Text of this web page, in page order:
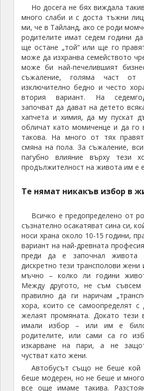
много слаби и с доста тъжни
ми, че в Тайланд, ако се роди
родителите имат седем години
ще остане „той“ или ще го
може да изхранва семейството
може би най-печелившият
съжаление, голяма част от
изключително бедно и често
втория вариант. На
започват да дават на детето
хапчета и химия, да му пускат
обличат като момиченце и да го
такова. На много от тях
смяна на пола. За съжаление,
пагубно влияние върху тези
продължителност на живота им е
съзнателно осакатяват сина си,
носи храна около 10-15 години,
вариант на най-древната
преди да е започнал живота
дискретно тези трансполови жени
мъчно – колко ли години
Между другото, не съм съвсем
правилно да ги наричам
хора, които се самоопределят с
желаят промяната. Докато тези
имали избор – или им е
родителите, или сами са го
изкарване на пари, а не
чустват като жени.
Автобусът също не беше кой
беше модерен, но не беше и
все още имаме такива.
беше около два часа път, но